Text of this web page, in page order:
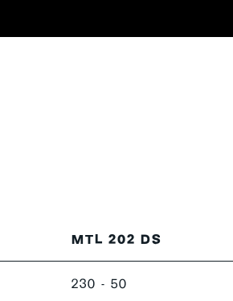
MTL 202 DS
230 - 50